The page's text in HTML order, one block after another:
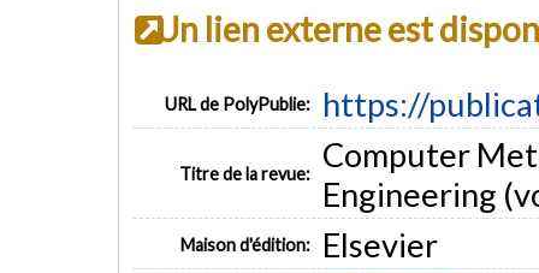
Un lien externe est
URL de PolyPublie: https://
Titre de la revue:
Computer
Engineering
Maison d'édition: Elsevier